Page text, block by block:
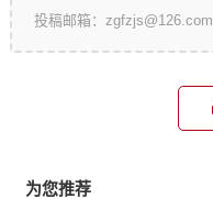
投稿邮箱：zgfzjs@126.com
为您推荐